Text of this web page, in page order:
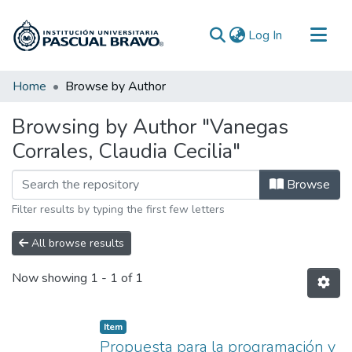
Log In (current)
Communities & Collections
Home Browse by Author
Browsing by Author "Vanegas
Corrales, Claudia Cecilia"
Browse
Filter results by typing the first few letters
All browse results
Now showing 1 - 1 of 1
Item
Propuesta para la programación y